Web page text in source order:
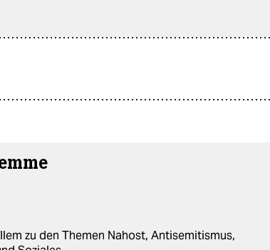
zu den Themen Nahost, Antisemitismus,